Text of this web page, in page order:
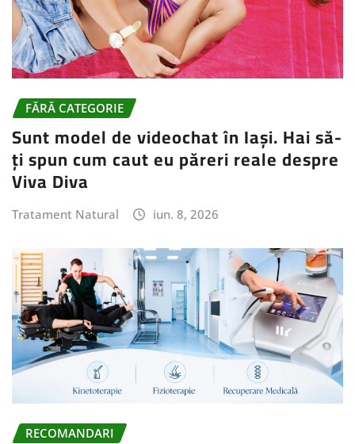
FĂRĂ CATEGORIE
Sunt model de videochat în Iași. Hai să-
ți spun cum caut eu păreri reale despre
Viva Diva
Tratament Natural iun. 8, 2026
RECOMANDARI